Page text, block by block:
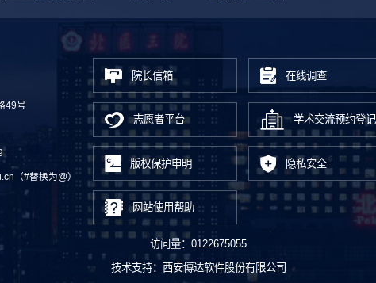
49号
（#替换为@）
院长信箱 在线调查
志愿者平台 学术交流预约登记
版权保护申明 隐私安全
网站使用帮助
访问量： 0122675055
技术支持： 西安博达软件股份有限公司